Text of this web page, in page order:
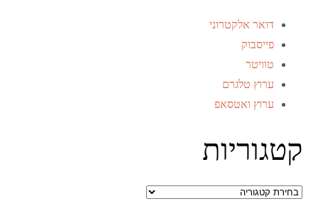
דואר אלקטרוני
פייסבוק
טוויטר
ערוץ טלגרם
ערוץ ואטסאפ
קטגוריות
קטגוריות